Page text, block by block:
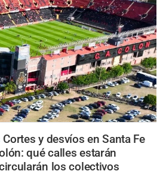
Cortes y desvíos en Santa Fe
qué calles estarán
los colectivos